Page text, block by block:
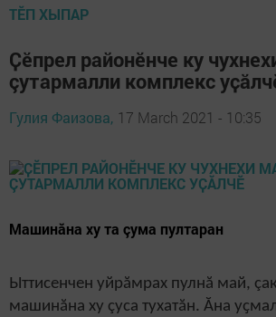
ТӖП ХЫПАР
Ҫӗпрел районӗнче ку
çутармалли комплекс
Гулия Фаизова, 17 March 2021 - 10:35
Машинăна ху та çума пултаран
Ыттисенчен уйрăмрах пулнă май,
машинăна ху çуса тухатăн. Ăна